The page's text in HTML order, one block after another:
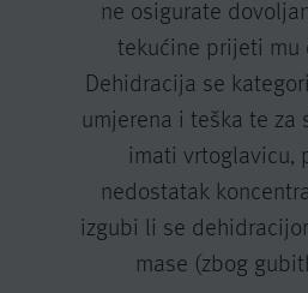
ne osigurate
tekućine prijeti mu
Dehidracija se
umjerena i teška te za
imati vrtoglavicu,
nedostatak
izgubi li se
mase (zbog